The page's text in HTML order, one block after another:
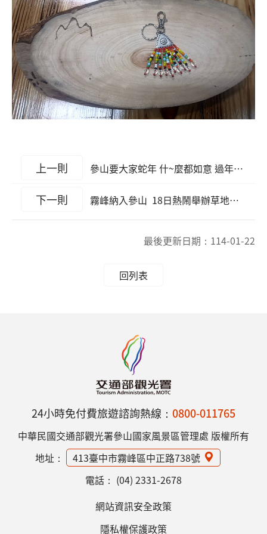
上一則 參山要大家蛇年 什~麼都如意 過年走春遊客中心要送蛇錢幣
下一則 霧峰納入參山 18日熱鬧舉辦草地音樂會 邀請各界到霧峰 感受人文之旅
最後更新日期： 114-01-22
回列表
24小時免付費旅遊諮詢熱線： 0800-011765
中華民國交通部觀光署參山國家風景區管理處 版權所有
地址：
413臺中市霧峰區中正路738號
電話： (04) 2331-2678
網站資訊安全政策
隱私權保護政策